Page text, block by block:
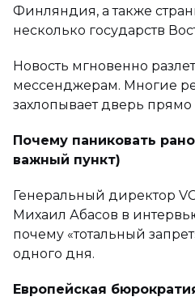
Финляндия, а также
несколько государств
Новость мгновенно
мессенджерам. Многие
захлопывает дверь прямо
Почему паниковать
важный пункт)
Генеральный директор
Михаил Абасов в
почему «тотальный
одного дня.
Европейская